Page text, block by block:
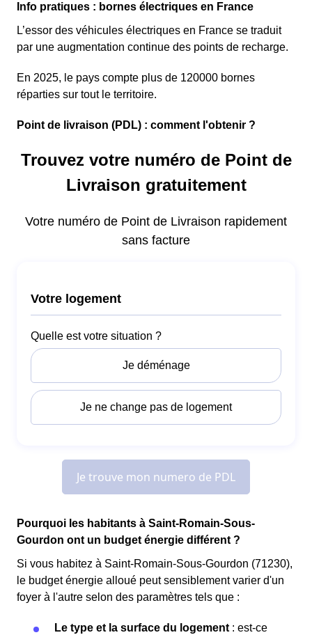
Info pratiques : bornes électriques en France
L’essor des véhicules électriques en France se traduit
par une augmentation continue des points de recharge.
En 2025, le pays compte plus de 120000 bornes
réparties sur tout le territoire.
Point de livraison (PDL) : comment l'obtenir ?
Pourquoi les habitants à Saint-Romain-Sous-
Gourdon ont un budget énergie différent ?
Si vous habitez à Saint-Romain-Sous-Gourdon (71230),
le budget énergie alloué peut sensiblement varier d'un
foyer à l'autre selon des paramètres tels que :
Le type et la surface du logement : est-ce